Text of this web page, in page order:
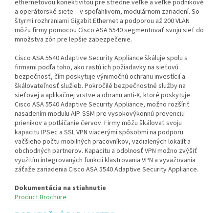
ethernetovou konektivitou pre stredne veľké a veľké podnikové
a operátorské siete – v spoľahlivom, modulárnom zariadení. So
štyrmi rozhraniami Gigabit Ethernet a podporou až 200 VLAN
môžu firmy pomocou Cisco ASA 5540 segmentovať svoju sieť do
množstva zón pre lepšie zabezpečenie.
Cisco ASA 5540 Adaptive Security Appliance škáluje spolu s
firmami podľa toho, ako rastú ich požiadavky na sieťovú
bezpečnosť, čím poskytuje výnimočnú ochranu investícií a
škálovateľnosť služieb. Pokročilé bezpečnostné služby na
sieťovej a aplikačnej vrstve a obranu anti-X, ktoré poskytuje
Cisco ASA 5540 Adaptive Security Appliance, možno rozšíriť
nasadením modulu AIP-SSM pre vysokovýkonnú prevenciu
prienikov a potláčanie červov. Firmy môžu škálovať svoju
kapacitu IPSec a SSL VPN viacerými spôsobmi na podporu
väčšieho počtu mobilných pracovníkov, vzdialených lokalít a
obchodných partnerov. Kapacitu a odolnosť VPN možno zvýšiť
využitím integrovaných funkcií klastrovania VPN a vyvažovania
záťaže zariadenia Cisco ASA 5540 Adaptive Security Appliance.
Dokumentácia na stiahnutie
Product Brochure